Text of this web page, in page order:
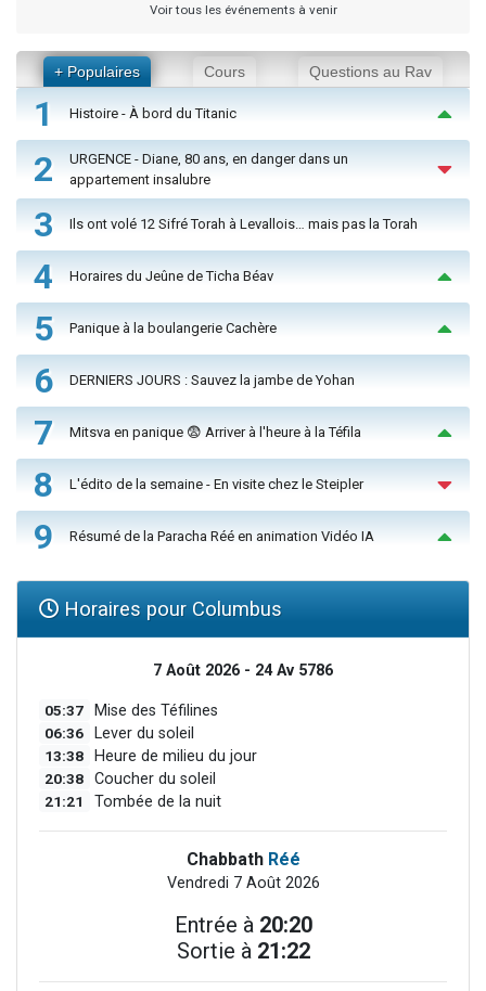
Voir tous les événements à venir
+ Populaires Cours Questions au Rav
1 Histoire - À bord du Titanic
2
URGENCE - Diane, 80 ans, en danger dans un
appartement insalubre
3 Ils ont volé 12 Sifré Torah à Levallois… mais pas la Torah
4 Horaires du Jeûne de Ticha Béav
5 Panique à la boulangerie Cachère
6 DERNIERS JOURS : Sauvez la jambe de Yohan
7 Mitsva en panique 😨 Arriver à l'heure à la Téfila
8 L'édito de la semaine - En visite chez le Steipler
9 Résumé de la Paracha Réé en animation Vidéo IA
Horaires pour Columbus
7 Août 2026 - 24 Av 5786
05:37 Mise des Téfilines
06:36 Lever du soleil
13:38 Heure de milieu du jour
20:38 Coucher du soleil
21:21 Tombée de la nuit
Chabbath Réé
Vendredi 7 Août 2026
Entrée à 20:20
Sortie à 21:22